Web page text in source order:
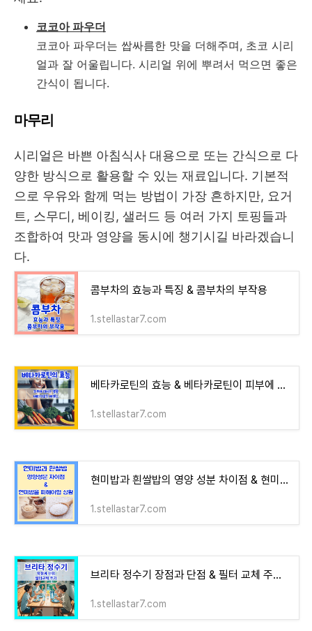
코코아 파우더
코코아 파우더는 쌉싸름한 맛을 더해주며, 초코 시리
얼과 잘 어울립니다. 시리얼 위에 뿌려서 먹으면 좋은
간식이 됩니다.
마무리
시리얼은 바쁜 아침식사 대용으로 또는 간식으로 다
양한 방식으로 활용할 수 있는 재료입니다. 기본적
으로 우유와 함께 먹는 방법이 가장 흔하지만, 요거
트, 스무디, 베이킹, 샐러드 등 여러 가지 토핑들과
조합하여 맛과 영양을 동시에 챙기시길 바라겠습니
다.
콤부차의 효능과 특징 & 콤부차의 부작용
1.stellastar7.com
베타카로틴의 효능 & 베타카로틴이 피부에 미치는 영향 & 베타카로틴 에센스 효과
1.stellastar7.com
현미밥과 흰쌀밥의 영양 성분 차이점 & 현미밥을 피해야 할 상황
1.stellastar7.com
브리타 정수기 장점과 단점 & 필터 교체 주기 & 브리타 정수기 활용의 예
1.stellastar7.com